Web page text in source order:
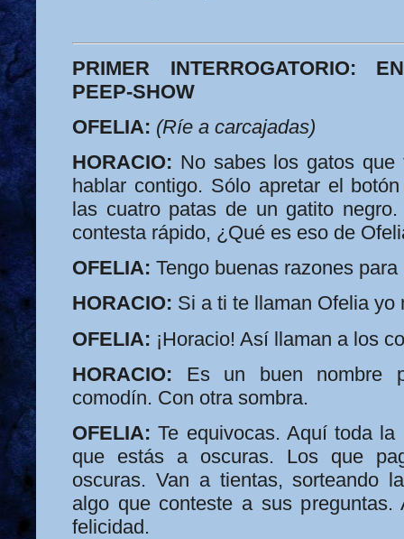
PRIMER INTERROGATORIO:
PEEP-SHOW
OFELIA: (Ríe a carcajadas)
HORACIO: No sabes los gatos que
hablar contigo. Sólo apretar el
las cuatro patas de un gatito
contesta rápido, ¿Qué es eso de
OFELIA: Tengo buenas razones
HORACIO: Si a ti te llaman Ofelia yo
OFELIA: ¡Horacio! Así llaman a los
HORACIO: Es un buen nombre
comodín. Con otra sombra.
OFELIA: Te equivocas. Aquí toda
que estás a oscuras. Los que
oscuras. Van a tientas, sorteando
algo que conteste a sus
felicidad.